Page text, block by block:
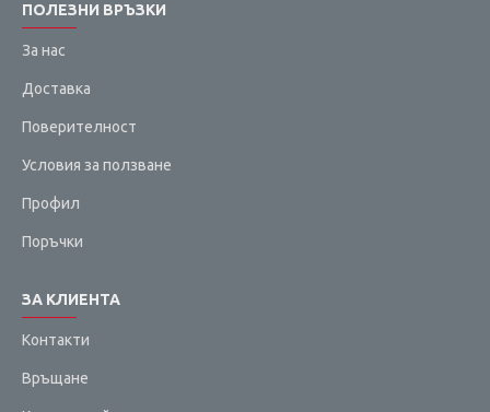
ПОЛЕЗНИ ВРЪЗКИ
За нас
Доставка
Поверителност
Условия за ползване
Профил
Поръчки
ЗА КЛИЕНТА
Контакти
Връщане